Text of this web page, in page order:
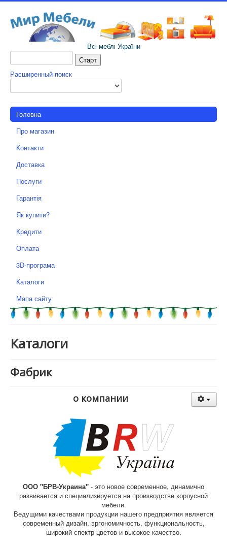
Всі меблі України
Расширенный поиск
Головна
Про магазин
Контакти
Доставка
Послуги
Гарантія
Як купити?
Кредити
Оплата
3D-програма
Каталоги
Мапа сайту
Каталоги
Фабрик
о компании
ООО "БРВ-Украина" - это новое современное, динамично
развивается и специализируется на производстве корпусной
мебели.
Ведущими качествами продукции нашего предприятия является
современный дизайн, эргономичность, функциональность,
широкий спектр цветов и высокое качество.